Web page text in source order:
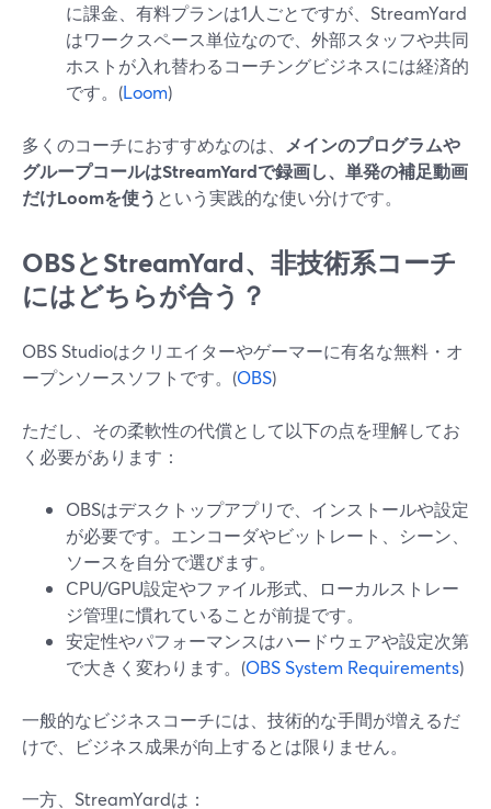
に課金、有料プランは1人ごとですが、StreamYard
はワークスペース単位なので、外部スタッフや共同
ホストが入れ替わるコーチングビジネスには経済的
です。(Loom)
多くのコーチにおすすめなのは、
メインのプログラムや
グループコールはStreamYardで録画し、単発の補足動画
だけLoomを使う という実践的な使い分けです。
OBSとStreamYard、非技術系コーチ
にはどちらが合う？
OBS Studioはクリエイターやゲーマーに有名な無料・オ
ープンソースソフトです。(OBS)
ただし、その柔軟性の代償として以下の点を理解してお
く必要があります：
OBSはデスクトップアプリで、インストールや設定
が必要です。エンコーダやビットレート、シーン、
ソースを自分で選びます。
CPU/GPU設定やファイル形式、ローカルストレー
ジ管理に慣れていることが前提です。
安定性やパフォーマンスはハードウェアや設定次第
で大きく変わります。(OBS System Requirements)
一般的なビジネスコーチには、技術的な手間が増えるだ
けで、ビジネス成果が向上するとは限りません。
一方、StreamYardは：